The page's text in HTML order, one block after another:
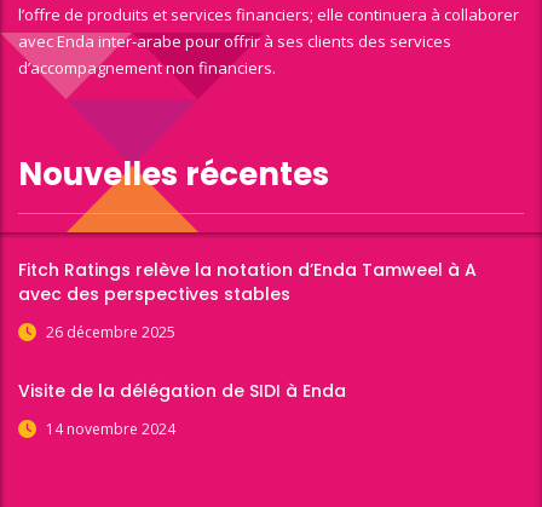
l’offre de produits et services financiers; elle continuera à collaborer
avec Enda inter-arabe pour offrir à ses clients des services
d’accompagnement non financiers.
Nouvelles récentes
Fitch Ratings relève la notation d’Enda Tamweel à A
avec des perspectives stables
26 décembre 2025
Visite de la délégation de SIDI à Enda
14 novembre 2024